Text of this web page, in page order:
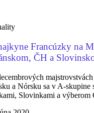
Francúzky na
ČH a
a Nórsku sa v A-skupine
Slovinkami a výberom